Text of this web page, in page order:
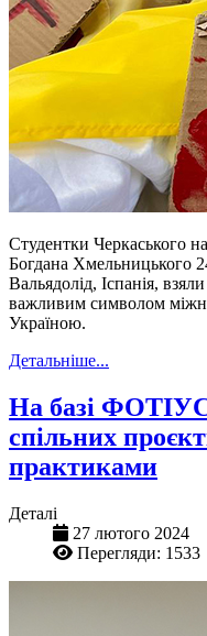
Студентки Черкаського
Богдана Хмельницького
Вальядолід, Іспанія,
важливим символом
Україною.
Детальніше...
На базі ФОТІУС
спільних
практиками
Деталі
27 лютого 2024
Перегляди: 1533